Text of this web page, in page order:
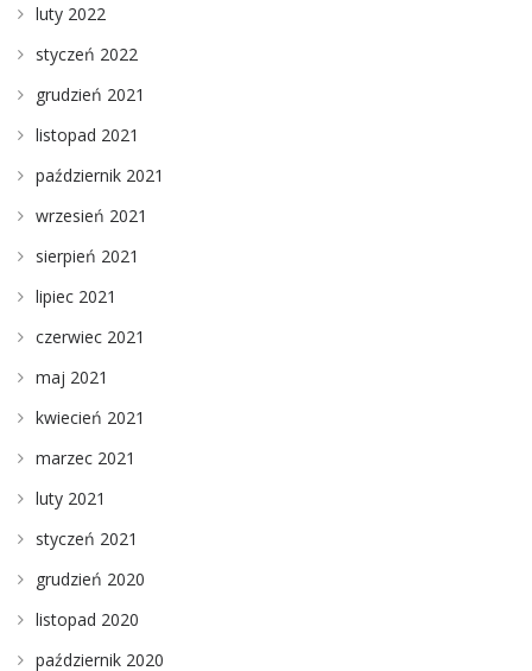
luty 2022
styczeń 2022
grudzień 2021
listopad 2021
październik 2021
wrzesień 2021
sierpień 2021
lipiec 2021
czerwiec 2021
maj 2021
kwiecień 2021
marzec 2021
luty 2021
styczeń 2021
grudzień 2020
listopad 2020
październik 2020